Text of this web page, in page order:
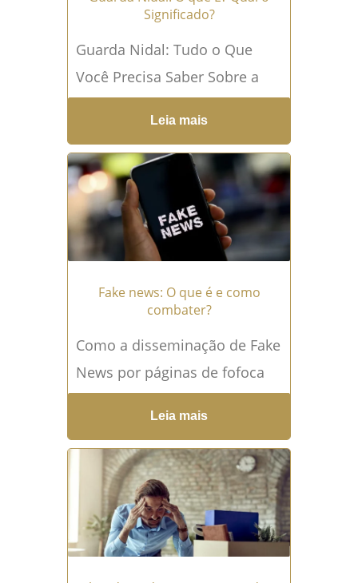
Significado?
Guarda Nidal: Tudo o Que
Você Precisa Saber Sobre a
Guarda de Crianças O que é
Guarda Nidal? A expressão
“Guarda Nidal”...Leia mais →
Leia mais
Fake news: O que é e como
combater?
Como a disseminação de Fake
News por páginas de fofoca
podem ser prejudiciais?
Entenda! Fake news são
informações falsas divulgadas
como verdadeiras,... Leia mais
Leia mais